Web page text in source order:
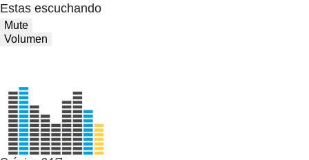
Estas escuchando
Mute
Volumen